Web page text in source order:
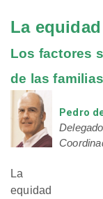
La
Los factores
de las familias
Pedro
La
equidad